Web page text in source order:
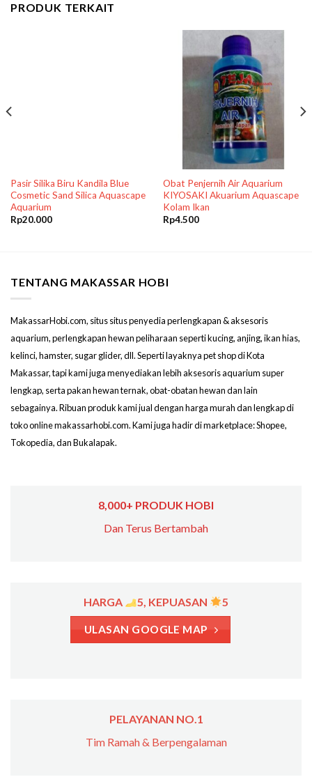
PRODUK TERKAIT
Pasir Silika Biru Kandila Blue
Cosmetic Sand Silica Aquascape
Aquarium
Rp20.000
Obat Penjernih Air Aquarium
KIYOSAKI Akuarium Aquascape
Kolam Ikan
Rp4.500
TENTANG MAKASSAR HOBI
MakassarHobi.com, situs situs penyedia perlengkapan & aksesoris
aquarium, perlengkapan hewan peliharaan seperti kucing, anjing, ikan hias,
kelinci, hamster, sugar glider, dll. Seperti layaknya pet shop di Kota
Makassar, tapi kami juga menyediakan lebih aksesoris aquarium super
lengkap, serta pakan hewan ternak, obat-obatan hewan dan lain
sebagainya. Ribuan produk kami jual dengan harga murah dan lengkap di
toko online makassarhobi.com. Kami juga hadir di marketplace: Shopee,
Tokopedia, dan Bukalapak.
8,000+ PRODUK HOBI
Dan Terus Bertambah
HARGA 5, KEPUASAN 5
ULASAN GOOGLE MAP
PELAYANAN NO.1
Tim Ramah & Berpengalaman